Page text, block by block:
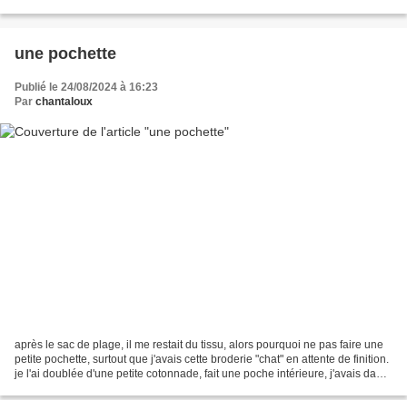
une pochette
Publié le 24/08/2024 à 16:23
Par chantaloux
après le sac de plage, il me restait du tissu, alors pourquoi ne pas faire une
petite pochette, surtout que j'avais cette broderie "chat" en attente de finition.
je l'ai doublée d'une petite cotonnade, fait une poche intérieure, j'avais dans